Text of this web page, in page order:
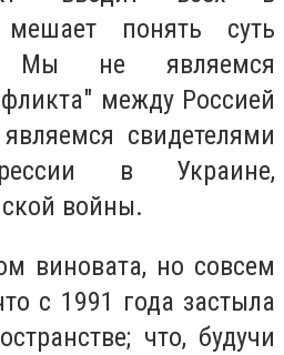
понять суть
Мы не являемся
между Россией
свидетелями
в Украине,
войны.
виновата, но совсем
с 1991 года застыла
что, будучи